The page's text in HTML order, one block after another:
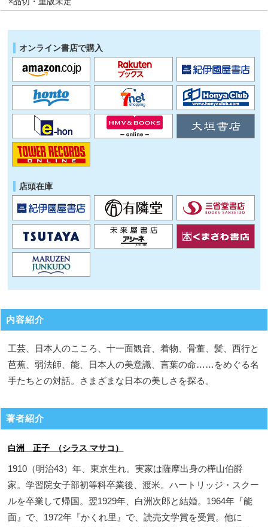
オンライン書店で購入
店頭在庫
内容紹介
工芸、日本人のこころ、十一面観音、着物、骨董、髪、西行と
芭蕉、弱法師、能、日本人の美意識、言葉の命……をめぐる名
手たちとの対話。さまざまな日本の美しさを探る。
著者紹介
白洲 正子 （シラス マサコ）
1910（明治43）年、東京生れ。実家は薩摩出身の樺山伯爵
家。学習院女子部初等科卒業後、渡米。ハートリッジ・スクー
ルを卒業して帰国。翌1929年、白洲次郎と結婚。1964年『能
面』で、1972年『かくれ里』で、読売文学賞を受賞。他に